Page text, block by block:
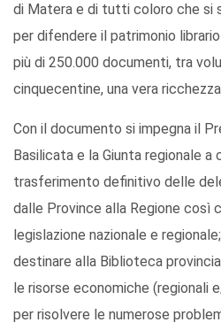
di Matera e di tutti coloro che si
per difendere il patrimonio
più di 250.000 documenti, tra
cinquecentine, una vera ricchezza
Con il documento si impegna il
Basilicata e la Giunta regionale
trasferimento definitivo delle
dalle Province alla Regione così
legislazione nazionale e
destinare alla Biblioteca
le risorse economiche (regionali
per risolvere le numerose